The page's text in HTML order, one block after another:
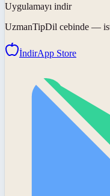
Uygulamayı indir
UzmanTipDil cebinde —
İndirApp Store